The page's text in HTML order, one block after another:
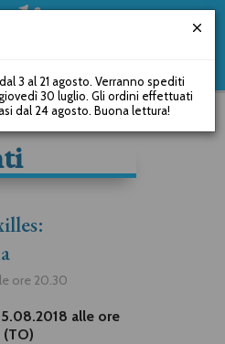
ore 20.30
alle ore
3 al 21 agosto. Verranno spediti
30 luglio. Gli ordini effettuati
dal 24 agosto. Buona lettura!